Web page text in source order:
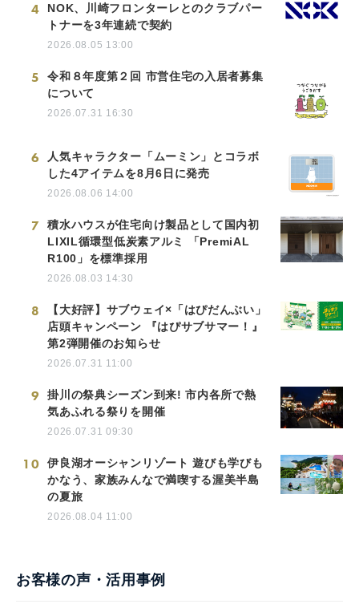
4
NOK、川崎フロンターレとのクラブパー
トナーを3年連続で契約
2026.08.05 13:00
5
令和８年度第２回 市営住宅の入居者募集
について
2026.07.31 16:30
6
人気キャラクター「ムーミン」とコラボ
した4アイテムを8月6日に発売
2026.08.06 14:00
7
積水ハウスが住宅向け製品として国内初
LIXIL循環型低炭素アルミ 「PremiAL
R100」を標準採用
2026.08.03 14:30
8
【大好評】サブウェイ×「はぴだんぶい」
店頭キャンペーン 『はぴサブサマー！』
第2弾開催のお知らせ
2026.07.31 11:00
9
掛川の祭典シーズン到来! 市内各所で熱
気あふれる祭りを開催
2026.07.31 09:30
10
伊良湖オーシャンリゾート 遊びも学びも
かなう、家族みんなで満喫する渥美半島
の夏旅
2026.08.04 11:00
お客様の声・活用事例